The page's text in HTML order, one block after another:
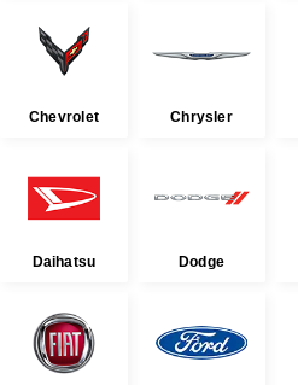
Chevrolet Chrysler
Daihatsu Dodge